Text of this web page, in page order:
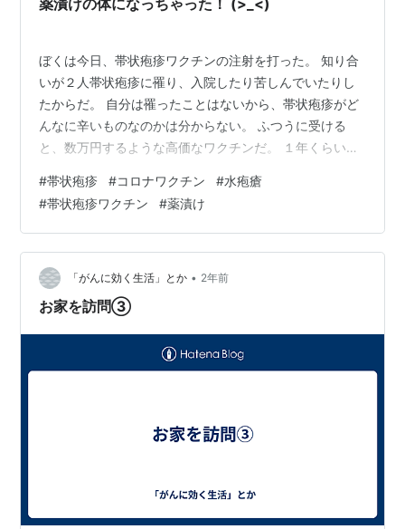
薬漬けの体になっちゃった！ (>_<)
ぼくは今日、帯状疱疹ワクチンの注射を打った。 知り合
いが２人帯状疱疹に罹り、入院したり苦しんでいたりし
たからだ。 自分は罹ったことはないから、帯状疱疹がど
んなに辛いものなのかは分からない。 ふつうに受ける
と、数万円するような高価なワクチンだ。 １年くらい前
ことがある。 確か、イギリスの大手製薬会社が開発した
ものだった。 そのうち、かなり金をかけたであろうCM
が盛んに流れ始めた。 宣伝にかけた以上の巨額の利益を
当てにし、見込んでいるのだろう。 厚生省がOKを出した
から、この製薬黒船は大手を振って金儲けができる。 帯
状疱疹は、体の一部にぴりぴりとし…
#帯状疱疹 #コロナワクチン #水疱瘡
#帯状疱疹ワクチン #薬漬け
「がんに効く生活」とか • 2年前
お家を訪問③